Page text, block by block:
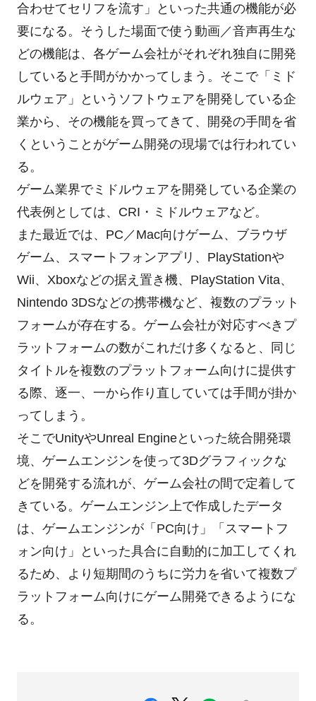
合わせてセリフを流す」といった共通の機能が必
要になる。そうした場面で使う動画／音声再生な
どの機能は、各ゲーム会社がそれぞれ独自に開発
していると手間がかかってしまう。そこで「ミド
ルウェア」というソフトウェアを開発している企
業から、その機能を買ってきて、開発の手間を省
くということがゲーム開発の現場では行われてい
る。
ゲーム業界でミドルウェアを開発している企業の
代表例としては、CRI・ミドルウェアなど。
また最近では、PC／Mac向けゲーム、ブラウザ
ゲーム、スマートフォンアプリ、PlayStationや
Wii、Xboxなどの据え置き機、PlayStation Vita、
Nintendo 3DSなどの携帯機など、複数のプラット
フォームが存在する。ゲーム会社が対応すべきプ
ラットフォームの数がこれだけ多くなると、同じ
タイトルを複数のプラットフォーム向けに提供す
る際、逐一、一から作り直していては手間が掛か
ってしまう。
そこでUnityやUnreal Engineといった統合開発環
境、ゲームエンジンを使って3Dグラフィックな
どを開発する流れが、ゲーム会社の間で定着して
きている。ゲームエンジン上で作成したデータ
は、ゲームエンジンが「PC向け」「スマートフ
ォン向け」といった具合に自動的に加工してくれ
るため、より短期間のうちに労力を省いて複数プ
ラットフォーム向けにゲーム開発できるようにな
る。